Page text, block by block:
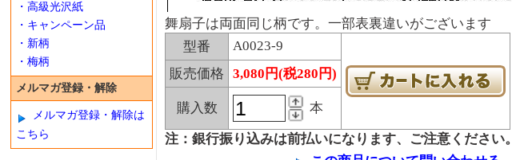
・高級光沢紙
・キャンペーン品
・新柄
・梅柄
メルマガ登録・解除
メルマガ登録・解除は
こちら
舞扇子は両面同じ柄です。一部表裏違いがございます
型番
A0023-9
販売価格
3,080円(税280円)
購入数 本
注：銀行振り込みは前払いになります、ご注意ください。